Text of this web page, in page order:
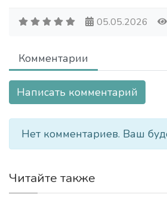
05.05.2026
Комментарии
Написать комментарий
Нет комментариев. Ваш
Читайте также